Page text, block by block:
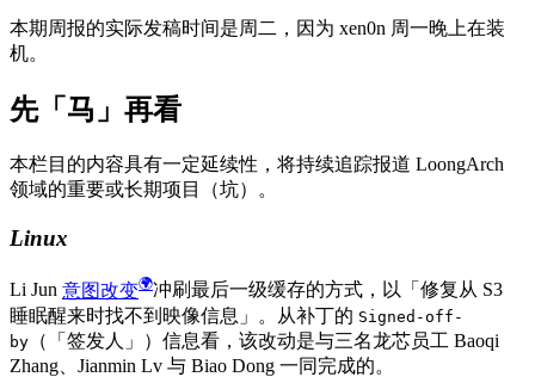
本期周报的实际发稿时间是周二，因为 xen0n 周一晚上在装
机。
先「马」再看
本栏目的内容具有一定延续性，将持续追踪报道 LoongArch
领域的重要或长期项目（坑）。
Linux
Li Jun 意图改变
冲刷最后一级缓存的方式，以「修复从 S3
睡眠醒来时找不到映像信息」。从补丁的 Signed-off-
by （「签发人」）信息看，该改动是与三名龙芯员工 Baoqi
Zhang、Jianmin Lv 与 Biao Dong 一同完成的。